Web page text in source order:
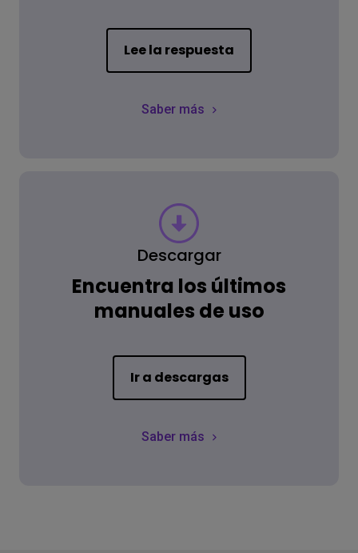
Lee la respuesta
Saber más
Descargar
Encuentra los últimos
manuales de uso
Ir a descargas
Saber más